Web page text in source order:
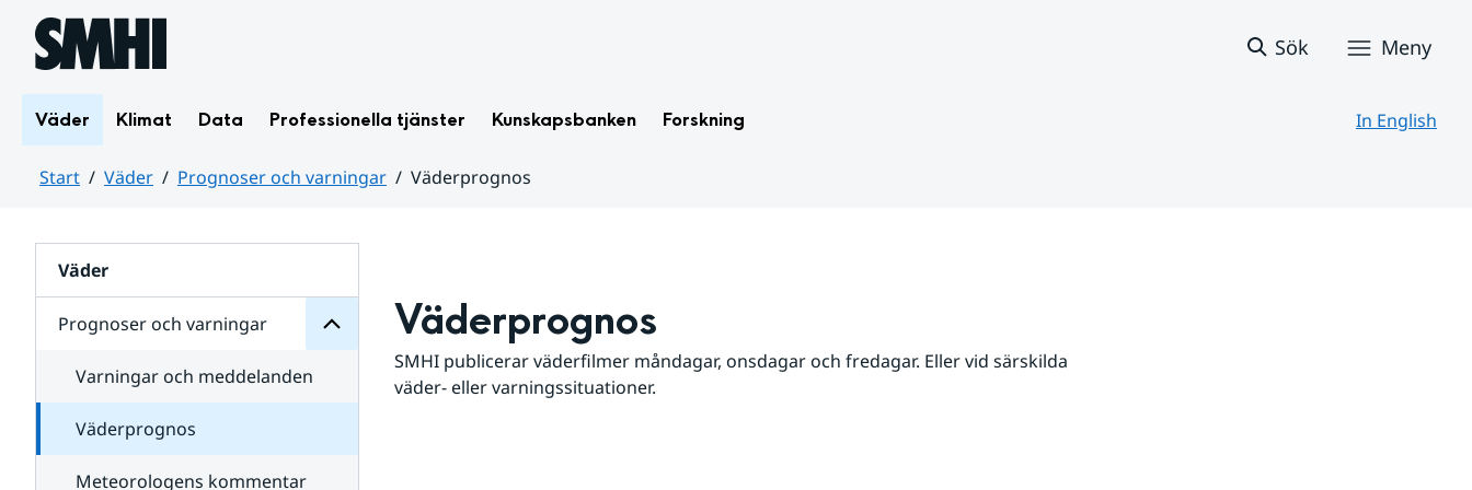
Hoppa till sidans innehåll
Sök Meny
Väder Klimat Data Professionella tjänster Kunskapsbanken Forskning In English
Start Väder Prognoser och varningar
Väderprognos
Väder
Prognoser och varningar
för
varningar
Varningar och meddelanden
Väderprognos
Meteorologens kommentar
Väderprognos
SMHI publicerar väderfilmer måndagar, onsdagar och fredagar. Eller vid särskilda
väder- eller varningssituationer.